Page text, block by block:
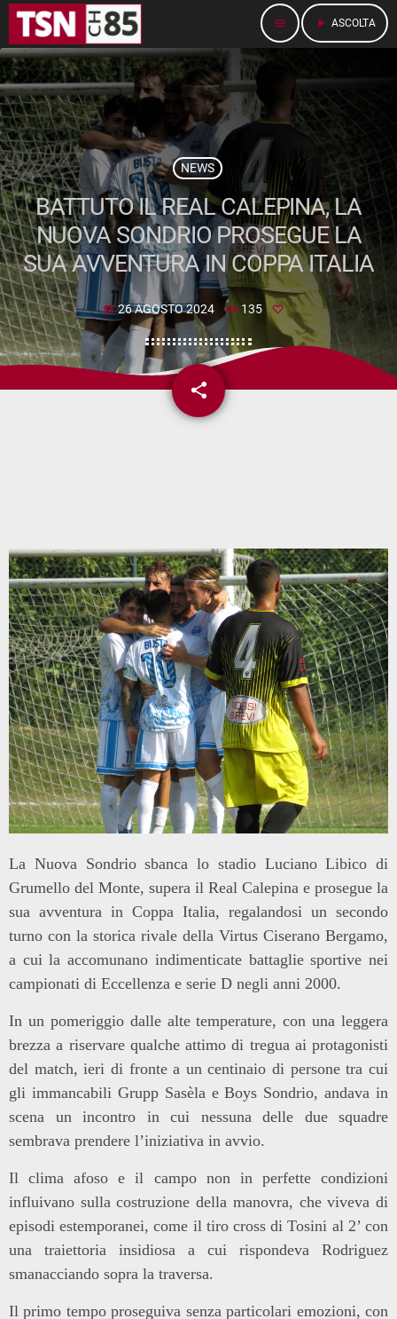
menu play_arrow ASCOLTA
NEWS
BATTUTO IL REAL CALEPINA, LA
NUOVA SONDRIO PROSEGUE LA
SUA AVVENTURA IN COPPA ITALIA
today 26 AGOSTO 2024 135
share
email
La Nuova Sondrio sbanca lo stadio Luciano Libico di
Grumello del Monte, supera il Real Calepina e prosegue la
sua avventura in Coppa Italia, regalandosi un secondo
turno con la storica rivale della Virtus Ciserano Bergamo,
a cui la accomunano indimenticate battaglie sportive nei
campionati di Eccellenza e serie D negli anni 2000.
In un pomeriggio dalle alte temperature, con una leggera
brezza a riservare qualche attimo di tregua ai protagonisti
del match, ieri di fronte a un centinaio di persone tra cui
gli immancabili Grupp Sasèla e Boys Sondrio, andava in
scena un incontro in cui nessuna delle due squadre
sembrava prendere l’iniziativa in avvio.
Il clima afoso e il campo non in perfette condizioni
influivano sulla costruzione della manovra, che viveva di
episodi estemporanei, come il tiro cross di Tosini al 2’ con
una traiettoria insidiosa a cui rispondeva Rodriguez
smanacciando sopra la traversa.
Il primo tempo proseguiva senza particolari emozioni, con